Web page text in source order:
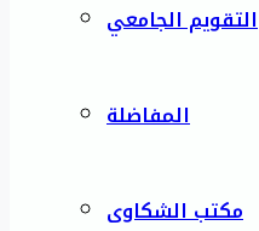
التقويم الجامعي
المفاضلة
مكتب الشكاوى